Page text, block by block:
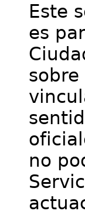
Este
es
no